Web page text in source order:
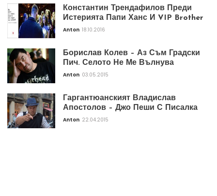
Константин Трендафилов Преди
Истерията Папи Ханс И VIP Brother
Anton 18.10.2016
Борислав Колев – Аз Съм Градски
Пич. Селото Не Ме Вълнува
Anton 03.05.2015
Гаргантюанският Владислав
Апостолов – Джо Пеши С Писалка
Anton 22.04.2015